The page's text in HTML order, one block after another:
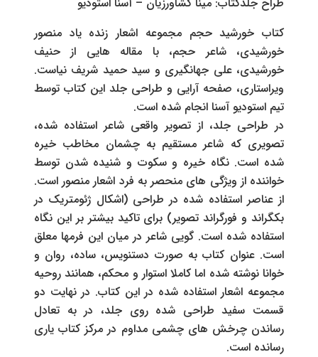
کتاب خورشید حجم مجموعه اشعار زنده یاد منصور
خورشیدی، شاعر حجم، با مقاله هایی از حنیف
خورشیدی، علی جهانگیری و سید حمید شریف نیاست.
ویراستاری، صفحه آرایی و طراحی جلد این کتاب توسط
تیم استودیو آسنا انجام شده است.
در طراحی جلد، از تصویر واقعی شاعر استفاده شده،
تصویری که شاعر مستقیم به چشمان مخاطب خیره
شده است. نگاه خیره و سکوت و شنیده شدن توسط
خواننده از ویژگی های منحصر به فرد اشعار منصور است.
از عناصر استفاده شده در طراحی (اشکال ژئومتریک در
بکگراند و فورگراند تصویر) برای تاکید بیشتر بر این نگاه
استفاده شده است. گویی شاعر در میان این فرمها معلق
است. عنوان کتاب به صورت دستنویس، ساده، روان و
خوانا نوشته شده اما کاملا استوار و محکم، همانند روحیه
مجموعه اشعار استفاده شده در این کتاب. در نهایت دو
قسمت سفید طراحی شده روی جلد، در به تعادل
رساندن چرخش های چشمی مداوم در مرکز کتاب یاری
رسانده است.